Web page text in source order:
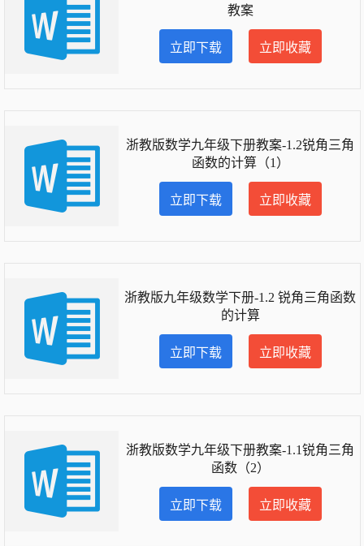
教案
立即下载 立即收藏
浙教版数学九年级下册教案-1.2锐角三角
函数的计算（1）
立即下载 立即收藏
浙教版九年级数学下册-1.2 锐角三角函数
的计算
立即下载 立即收藏
浙教版数学九年级下册教案-1.1锐角三角
函数（2）
立即下载 立即收藏